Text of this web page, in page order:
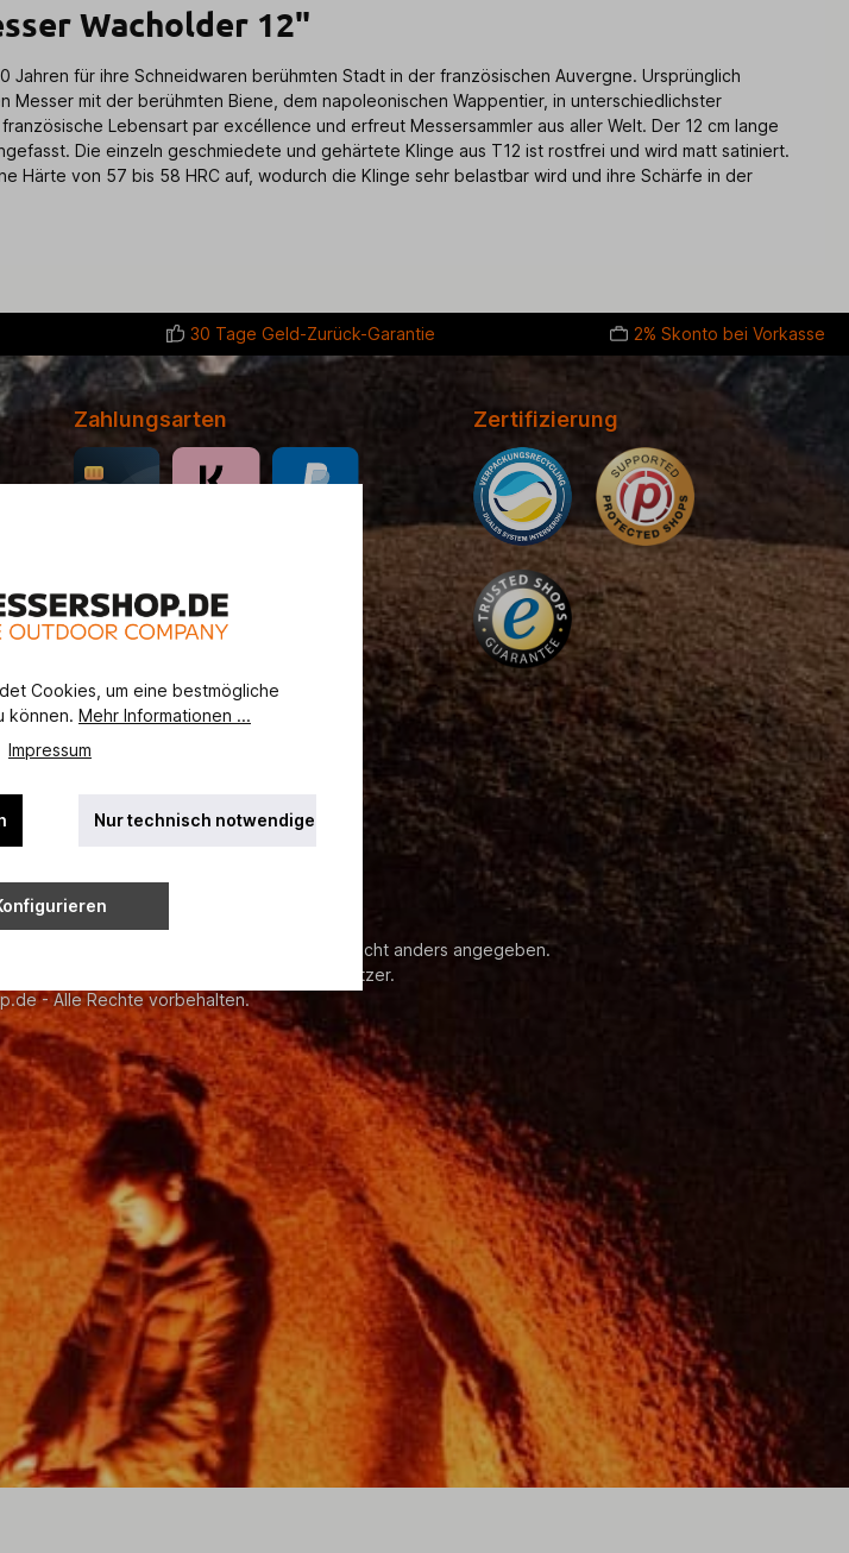
Wacholder 12"
für ihre Schneidwaren berühmten Stadt in der französischen Auvergne. Ursprünglich
mit der berühmten Biene, dem napoleonischen Wappentier, in unterschiedlichster
Lebensart par excéllence und erfreut Messersammler aus aller Welt. Der 12 cm lange
Die einzeln geschmiedete und gehärtete Klinge aus T12 ist rostfrei und wird matt satiniert.
Härte von 57 bis 58 HRC auf, wodurch die Klinge sehr belastbar wird und ihre Schärfe in der
30 Tage Geld-Zurück-Garantie 2% Skonto bei Vorkasse
Zahlungsarten Zertifizierung
und ggf. Nachnahmegebühren, wenn nicht anders angegeben.
Logos sind Eigentum der jeweiligen Besitzer.
- Alle Rechte vorbehalten.
Cookies, um eine bestmögliche
können. Mehr Informationen ...
Impressum
Nur technisch notwendige